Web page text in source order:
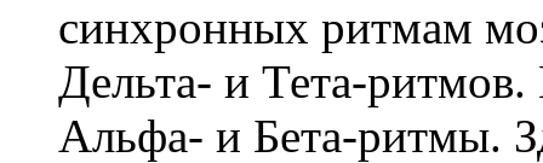
синхронных ритмам
Дельта- и Тета-
Альфа- и Бета-ритмы.